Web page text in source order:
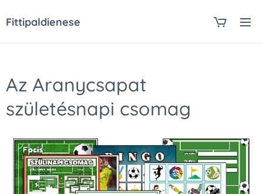
Fittipaldienese
Az Aranycsapat
születésnapi csomag